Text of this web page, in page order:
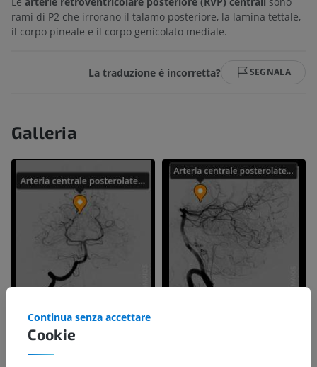
rami di P2 che irrorano il talamo posteriore, la lamina tettale,
il corpo pineale e il corpo genicolato mediale.
La traduzione è incorretta? SEGNALA
Galleria
Cookie
Continua senza accettare